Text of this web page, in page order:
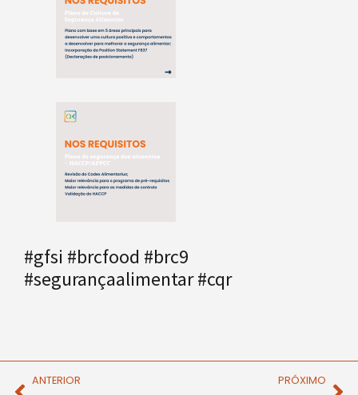
#gfsi #brcfood #brc9
#segurançaalimentar #cqr
ANTERIOR PRÓXIMO